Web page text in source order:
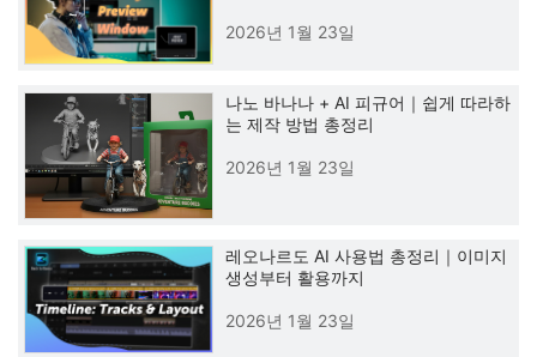
2026년 1월 23일
나노 바나나 + AI 피규어｜쉽게 따라하
는 제작 방법 총정리
2026년 1월 23일
레오나르도 AI 사용법 총정리｜이미지
생성부터 활용까지
2026년 1월 23일